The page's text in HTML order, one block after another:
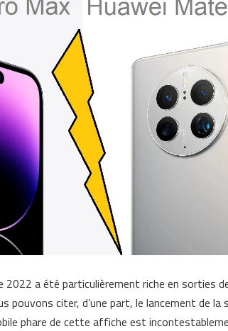
2022 a été particulièrement riche en sorties
pouvons citer, d’une part, le lancement de la
phare de cette affiche est